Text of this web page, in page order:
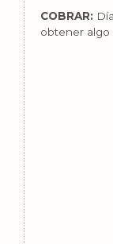
COBRAR:
obtener algo